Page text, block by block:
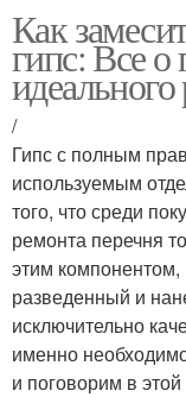
Как
гипс: Все о
идеального
/
Гипс с полным
используемым
того, что среди
ремонта перечня
этим
разведенный и
исключительно
именно
и поговорим в этой